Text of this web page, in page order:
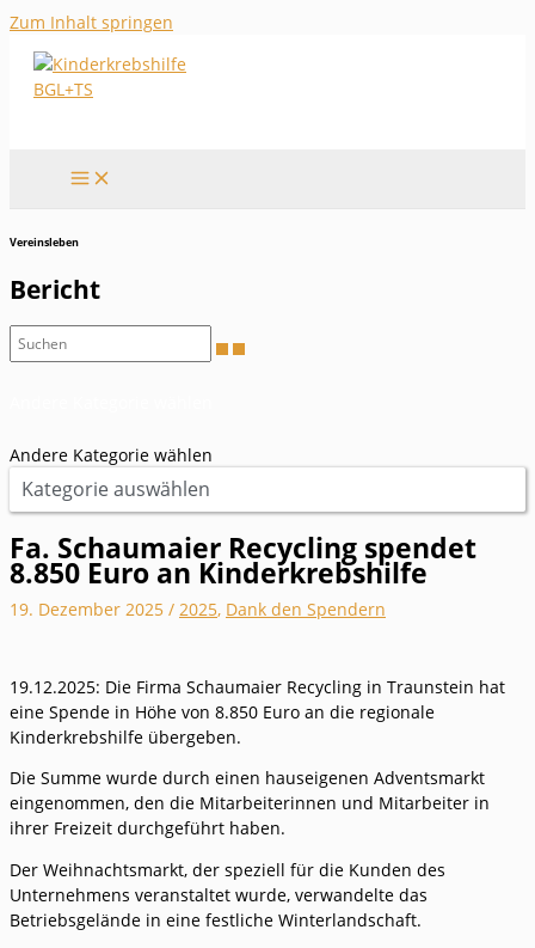
Zum Inhalt springen
Vereinsleben
Bericht
Andere Kategorie wählen
Fa. Schaumaier Recycling spendet
8.850 Euro an Kinderkrebshilfe
19. Dezember 2025 / 2025, Dank den Spendern
19.12.2025: Die Firma Schaumaier Recycling in Traunstein hat
eine Spende in Höhe von 8.850 Euro an die regionale
Kinderkrebshilfe übergeben.
Die Summe wurde durch einen hauseigenen Adventsmarkt
eingenommen, den die Mitarbeiterinnen und Mitarbeiter in
ihrer Freizeit durchgeführt haben.
Der Weihnachtsmarkt, der speziell für die Kunden des
Unternehmens veranstaltet wurde, verwandelte das
Betriebsgelände in eine festliche Winterlandschaft.